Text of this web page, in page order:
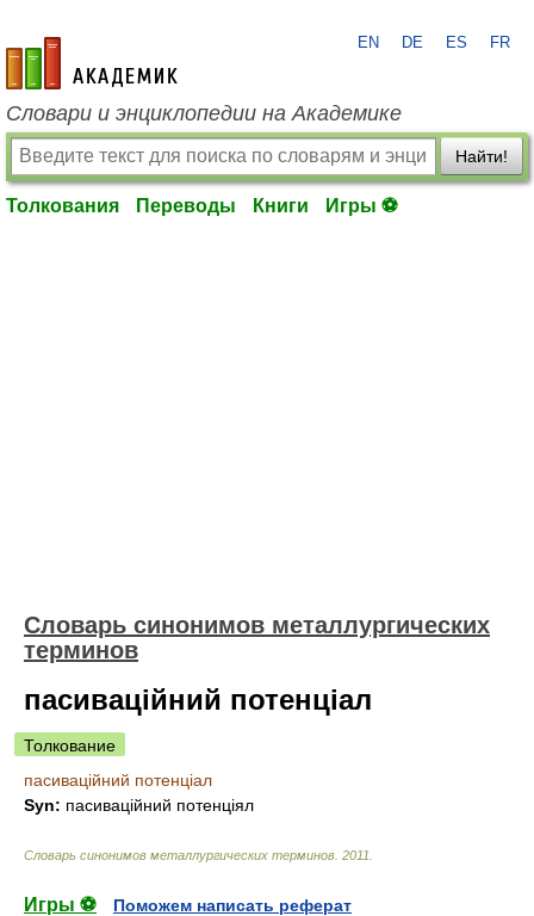
academic.ru
EN DE ES FR
Словари и энциклопедии на Академике
Найти!
Толкования Переводы Книги Игры ⚽
Словарь синонимов металлургических
терминов
пасиваційний потенціал
Толкование
пасиваційний потенціал
Syn: пасиваційний потенціял
Словарь синонимов металлургических терминов 2011
Игры ⚽
Поможем написать реферат